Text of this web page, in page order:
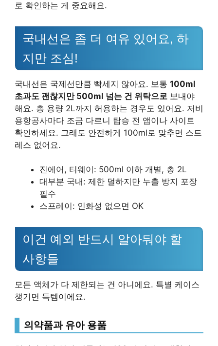
로 확인하는 게 중요해요.
국내선은 좀 더 여유 있어요, 하
지만 조심!
국내선은 국제선만큼 빡세지 않아요. 보통 100ml
초과도 괜찮지만 500ml 넘는 건 위탁으로 보내야
해요. 총 용량 2L까지 허용하는 경우도 있어요. 저비
용항공사마다 조금 다르니 탑승 전 앱이나 사이트
확인하세요. 그래도 안전하게 100ml로 맞추면 스트
레스 없어요.
진에어, 티웨이: 500ml 이하 개별, 총 2L
대부분 국내: 제한 덜하지만 누출 방지 포장
필수
스프레이: 인화성 없으면 OK
이건 예외 반드시 알아둬야 할
사항들
모든 액체가 다 제한되는 건 아니에요. 특별 케이스
챙기면 득템이에요.
의약품과 유아 용품